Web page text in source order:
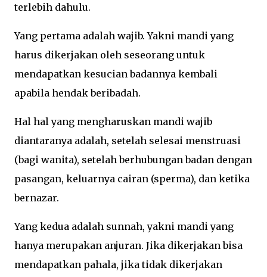
terlebih dahulu.
Yang pertama adalah wajib. Yakni mandi yang
harus dikerjakan oleh seseorang untuk
mendapatkan kesucian badannya kembali
apabila hendak beribadah.
Hal hal yang mengharuskan mandi wajib
diantaranya adalah, setelah selesai menstruasi
(bagi wanita), setelah berhubungan badan dengan
pasangan, keluarnya cairan (sperma), dan ketika
bernazar.
Yang kedua adalah sunnah, yakni mandi yang
hanya merupakan anjuran. Jika dikerjakan bisa
mendapatkan pahala, jika tidak dikerjakan